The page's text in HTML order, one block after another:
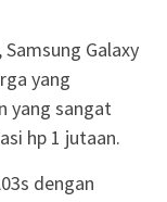
Galaxy
yang
yang sangat
hp 1 jutaan.
dengan